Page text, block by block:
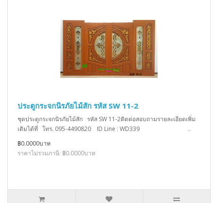
ประตูกระจกนิรภัยไม้สัก รหัส SW 11-2
ชุดประตูกระจกนิรภัยไม้สัก รหัส SW 11-2ติดต่อสอบถามรายละเอียดเพิ่ม
เติมได้ที่ โทร. 095-4490820 ID Line : WD339 ..
฿0.0000บาท
ราคาไม่รวมภาษี: ฿0.0000บาท